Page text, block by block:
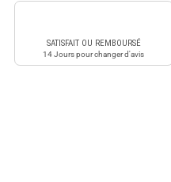
SATISFAIT OU REMBOURSÉ
14 Jours pour changer d'avis